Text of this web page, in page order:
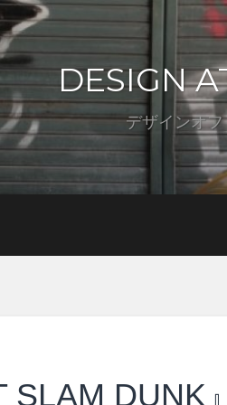
DESIGN
デザインオ
SLAM DUNK』